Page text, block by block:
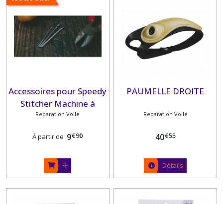
Accessoires pour Speedy
Stitcher Machine à
coudre manuelle
Reparation Voile
À partir de 9€90
PAUMELLE DROITE
Reparation Voile
40€55
Détails